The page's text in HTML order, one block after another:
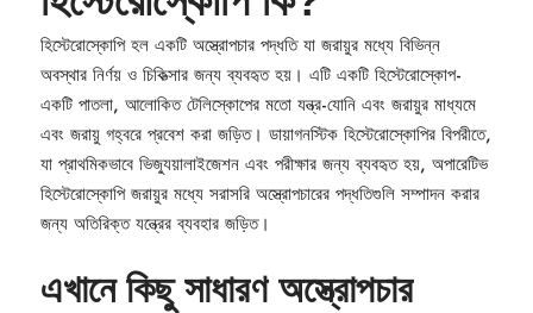
হিস্টেরোস্কোপি হল একটি অস্ত্রোপচার পদ্ধতি যা জরায়ুর মধ্যে বিভিন্ন
অবস্থার নির্ণয় ও চিকিত্সার জন্য ব্যবহৃত হয়। এটি একটি হিস্টেরোস্কোপ-
একটি পাতলা, আলোকিত টেলিস্কোপের মতো যন্ত্র-যোনি এবং জরায়ুর মাধ্যমে
এবং জরায়ু গহ্বরে প্রবেশ করা জড়িত। ডায়াগনস্টিক হিস্টেরোস্কোপির বিপরীতে,
যা প্রাথমিকভাবে ভিজ্যুয়ালাইজেশন এবং পরীক্ষার জন্য ব্যবহৃত হয়, অপারেটিভ
হিস্টেরোস্কোপি জরায়ুর মধ্যে সরাসরি অস্ত্রোপচারের পদ্ধতিগুলি সম্পাদন করার
জন্য অতিরিক্ত যন্ত্রের ব্যবহার জড়িত।
এখানে কিছু সাধারণ অস্ত্রোপচার